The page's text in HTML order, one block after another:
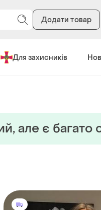
Додати товар
Для захисників
але є багато